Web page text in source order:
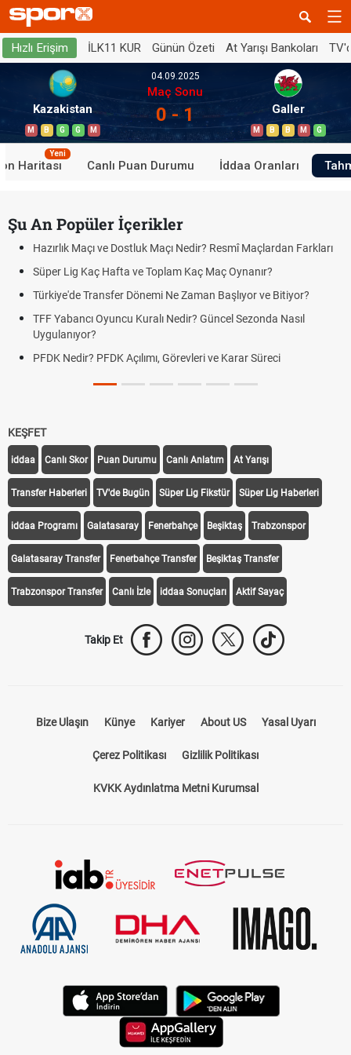
Hızlı Erişim İLK11 KUR Günün Özeti At Yarışı Bankoları
Kazakistan
M B G G M
04.09.2025
Maç Sonu
0 - 1 Galler
M B B M G
Haritası
Yeni
Canlı Puan Durumu İddaa Oranları
Şu An Popüler İçerikler
Hazırlık Maçı ve Dostluk Maçı Nedir? Resmî Maçlardan Farkları
Süper Lig Kaç Hafta ve Toplam Kaç Maç Oynanır?
Türkiye'de Transfer Dönemi Ne Zaman Başlıyor ve Bitiyor?
TFF Yabancı Oyuncu Kuralı Nedir? Güncel Sezonda Nasıl
Uygulanıyor?
PFDK Nedir? PFDK Açılımı, Görevleri ve Karar Süreci
KEŞFET
iddaa Canlı Skor Puan Durumu Canlı Anlatım At Yarışı
Transfer Haberleri TV'de Bugün Süper Lig Fikstür Süper Lig Haberleri
iddaa Programı Galatasaray Fenerbahçe Beşiktaş Trabzonspor
Galatasaray Transfer Fenerbahçe Transfer Beşiktaş Transfer
Trabzonspor Transfer Canlı İzle iddaa Sonuçları Aktif Sayaç
Takip Et
Bize Ulaşın Künye Kariyer About US Yasal Uyarı
Çerez Politikası Gizlilik Politikası
KVKK Aydınlatma Metni Kurumsal